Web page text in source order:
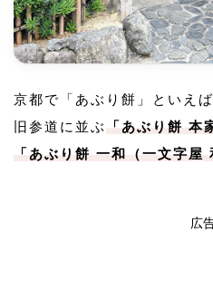
京都で「あぶり餅」といえ
旧参道に並ぶ
「あぶり餅 本
「あぶり餅 一和（一文字屋
広